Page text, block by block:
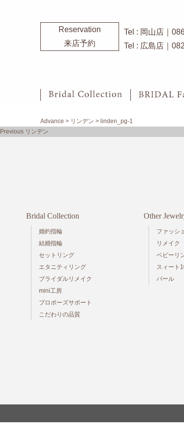
Reservation
来店予約
Tel : 岡山店｜
Tel : 広島店｜
Advance > リンデン > linden_pg-1
投
Previous Previous
リンデン
Bridal Collection
婚約指輪
結婚指輪
セットリング
エタニティリング
ブライダルリメイク
mini工房
プロポーズサポート
こだわりの品質
Other
ファッシ
リメイク
ベビーリ
スィート
パール